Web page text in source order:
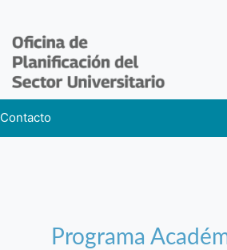
Contacto
Programa